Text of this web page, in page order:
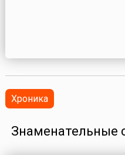
Хроника
Знаменательные